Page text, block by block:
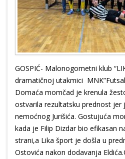
GOSPIĆ- Malonogometni klub
dramatičnoj utakmici
Domaća momčad je krenula
ostvarila rezultatsku prednost jer
nemoćnog Jurišića. Gostujuća
kada je Filip Dizdar bio efikasan
strani,a Lika šport je došla u
Ostovića nakon dodavanja